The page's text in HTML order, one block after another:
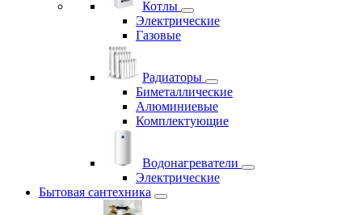
Котлы
Электрические
Газовые
Радиаторы
Биметаллические
Алюминиевые
Комплектующие
Водонагреватели
Электрические
Бытовая сантехника